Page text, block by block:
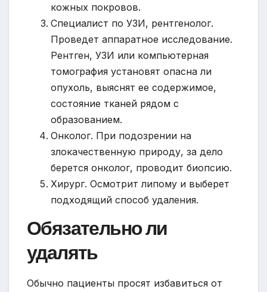
кожных покровов.
Специалист по УЗИ, рентгенолог.
Проведет аппаратное исследование.
Рентген, УЗИ или компьютерная
томография установят опасна ли
опухоль, выяснят ее содержимое,
состояние тканей рядом с
образованием.
Онколог. При подозрении на
злокачественную природу, за дело
берется онколог, проводит биопсию.
Хирург. Осмотрит липому и выберет
подходящий способ удаления.
Обязательно ли
удалять
Обычно пациенты просят избавиться от